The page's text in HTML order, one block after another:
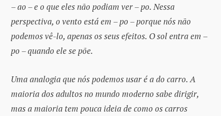
– ao – e o que eles não podiam ver – po. Nessa
perspectiva, o vento está em – po – porque nós não
podemos vê-lo, apenas os seus efeitos. O sol entra em –
po – quando ele se põe.
Uma analogia que nós podemos usar é a do carro. A
maioria dos adultos no mundo moderno sabe dirigir,
mas a maioria tem pouca ideia de como os carros